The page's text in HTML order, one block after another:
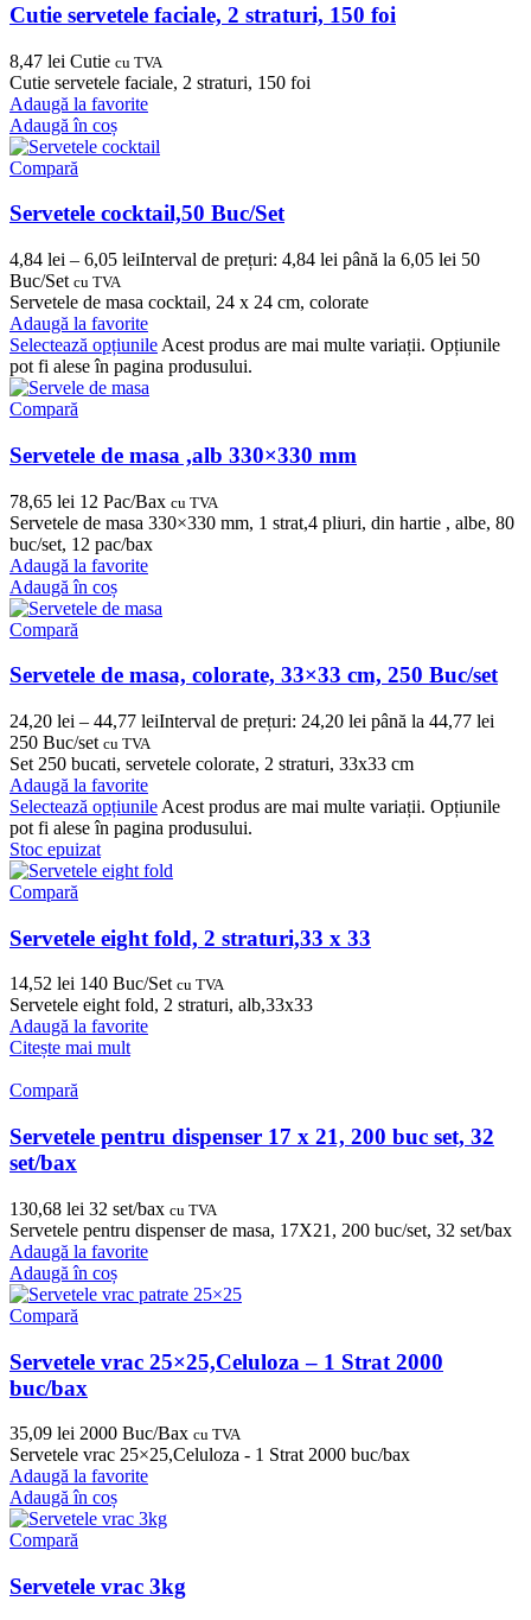
Cutie servetele faciale, 2 straturi, 150 foi
8,47 lei Cutie cu TVA
Cutie servetele faciale, 2 straturi, 150 foi
Adaugă la favorite
Adaugă în coș
Compară
Servetele cocktail,50 Buc/Set
4,84 lei – 6,05 leiInterval de prețuri: 4,84 lei până la 6,05 lei 50
Buc/Set cu TVA
Servetele de masa cocktail, 24 x 24 cm, colorate
Adaugă la favorite
Selectează opțiunile Acest produs are mai multe variații. Opțiunile
pot fi alese în pagina produsului.
Compară
Servetele de masa ,alb 330×330 mm
78,65 lei 12 Pac/Bax cu TVA
Servetele de masa 330×330 mm, 1 strat,4 pliuri, din hartie , albe, 80
buc/set, 12 pac/bax
Adaugă la favorite
Adaugă în coș
Compară
Servetele de masa, colorate, 33×33 cm, 250 Buc/set
24,20 lei – 44,77 leiInterval de prețuri: 24,20 lei până la 44,77 lei
250 Buc/set cu TVA
Set 250 bucati, servetele colorate, 2 straturi, 33x33 cm
Adaugă la favorite
Selectează opțiunile Acest produs are mai multe variații. Opțiunile
pot fi alese în pagina produsului.
Stoc epuizat
Compară
Servetele eight fold, 2 straturi,33 x 33
14,52 lei 140 Buc/Set cu TVA
Servetele eight fold, 2 straturi, alb,33x33
Adaugă la favorite
Citește mai mult
Compară
Servetele pentru dispenser 17 x 21, 200 buc set, 32
set/bax
130,68 lei 32 set/bax cu TVA
Servetele pentru dispenser de masa, 17X21, 200 buc/set, 32 set/bax
Adaugă la favorite
Adaugă în coș
Compară
Servetele vrac 25×25,Celuloza – 1 Strat 2000
buc/bax
35,09 lei 2000 Buc/Bax cu TVA
Servetele vrac 25×25,Celuloza - 1 Strat 2000 buc/bax
Adaugă la favorite
Adaugă în coș
Compară
Servetele vrac 3kg